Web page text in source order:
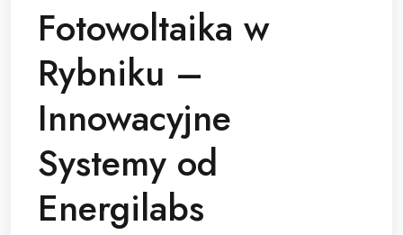
Fotowoltaika w
Rybniku –
Innowacyjne
Systemy od
Energilabs